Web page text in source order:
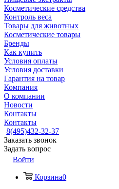
Косметические средства
Контроль веса
Товары для животных
Косметические товары
Бренды
Как купить
Условия оплаты
Условия доставки
Гарантия на товар
Компания
О компании
Новости
Контакты
Контакты
8(495)432-32-37
Заказать звонок
Задать вопрос
Войти
Корзина0